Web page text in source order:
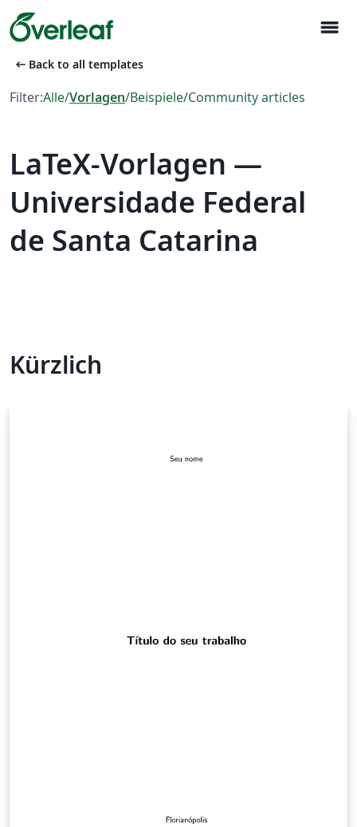
menu
arrow_left_alt Back to all templates
Filter:Alle/Vorlagen/Beispiele/Community articles
LaTeX-Vorlagen —
Universidade Federal
de Santa Catarina
Kürzlich